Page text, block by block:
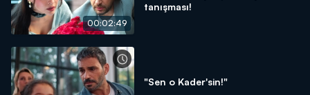
00:02:49
tanışması!
"Sen o Kader'sin!"